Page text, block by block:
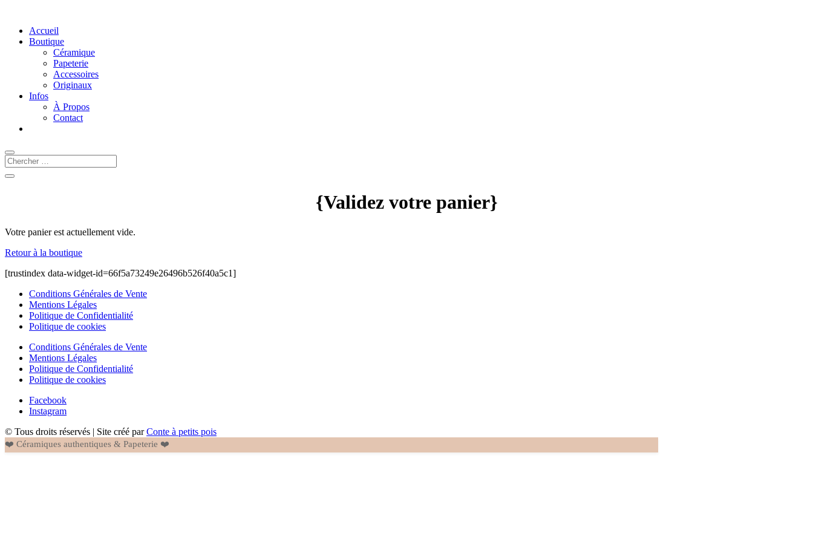
Accueil
Boutique
Céramique
Papeterie
Accessoires
Originaux
Infos
À Propos
Contact
{Validez votre panier}
Votre panier est actuellement vide.
Retour à la boutique
[trustindex data-widget-id=66f5a73249e26496b526f40a5c1]
Conditions Générales de Vente
Mentions Légales
Politique de Confidentialité
Politique de cookies
Conditions Générales de Vente
Mentions Légales
Politique de Confidentialité
Politique de cookies
Facebook
Instagram
© Tous droits réservés | Site créé parConte à petits pois
❤️ Céramiques authentiques & Papeterie ❤️